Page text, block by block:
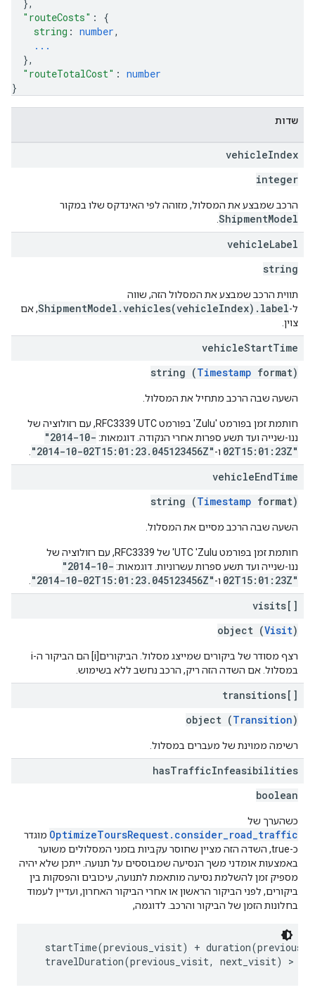
},
"routeCosts" : {
string : number,
...
},
"routeTotalCost" : number
}
שדות
vehicleIndex
integer
הרכב שמבצע את המסלול, מזוהה לפי האינדקס שלו במקור
ShipmentModel
vehicleLabel
string
תווית הרכב שמבצע את המסלול הזה, שווה
ל-ShipmentModel.vehicles(vehicleIndex).label, אם
צוין.
vehicleStartTime
string (Timestamp format)
השעה שבה הרכב מתחיל את המסלול.
חותמת זמן בפורמט 'Zulu' בפורמט RFC3339 UTC, עם רזולוציה של
ננו-שנייה ועד תשע ספרות אחרי הנקודה. דוגמאות: "2014-10-
02T15:01:23Z" ו-"2014-10-02T15:01:23.045123456Z"
vehicleEndTime
string (Timestamp format)
השעה שבה הרכב מסיים את המסלול.
חותמת זמן בפורמט UTC 'Zulu' של RFC3339, עם רזולוציה של
ננו-שנייה ועד תשע ספרות עשרוניות. דוגמאות: "2014-10-
02T15:01:23Z" ו-"2014-10-02T15:01:23.045123456Z"
visits[]
object (Visit)
רצף מסודר של ביקורים שמייצג מסלול. הביקורים[i] הם הביקור ה-i
במסלול. אם השדה הזה ריק, הרכב נחשב ללא בשימוש.
transitions[]
object (Transition)
רשימה ממוינת של מעברים במסלול.
hasTrafficInfeasibilities
boolean
כשהערך של
OptimizeToursRequest.consider_road_traffic מוגדר
כ-true, השדה הזה מציין שחוסר עקביות בזמני המסלולים משוער
באמצעות אומדני משך הנסיעה שמבוססים על תנועה. ייתכן שלא יהיה
מספיק זמן להשלמת נסיעה מותאמת לתנועה, עיכובים והפסקות בין
ביקורים, לפני הביקור הראשון או אחרי הביקור האחרון, ועדיין לעמוד
בחלונות הזמן של הביקור והרכב. לדוגמה,
startTime(previous_visit) +